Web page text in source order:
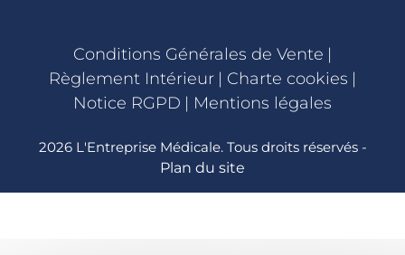
Conditions Générales de Vente |
Règlement Intérieur | Charte cookies |
Notice RGPD | Mentions légales
2026 L'Entreprise Médicale. Tous droits réservés -
Plan du site